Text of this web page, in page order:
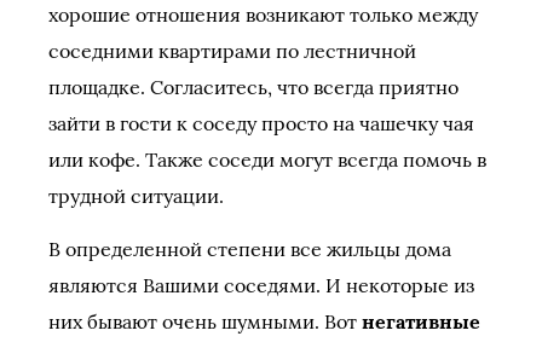
хорошие отношения возникают только между
соседними квартирами по лестничной
площадке. Согласитесь, что всегда приятно
зайти в гости к соседу просто на чашечку чая
или кофе. Также соседи могут всегда помочь в
трудной ситуации.
В определенной степени все жильцы дома
являются Вашими соседями. И некоторые из
них бывают очень шумными. Вот негативные